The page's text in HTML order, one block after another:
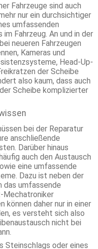
Fahrzeuge sind auch
nur ein durchsichtiger
umfassenden
Fahrzeug. An und in der
neueren Fahrzeugen
Kameras und
Head-Up-
der Scheibe
also kaum, dass auch
Scheibe komplizierter
bei der Reparatur
anschließende
Darüber hinaus
auch den Austausch
eine umfassende
Dazu ist neben der
das umfassende
Mechatroniker
können daher nur in einer
es versteht sich also
nicht bei
Steinschlags oder eines